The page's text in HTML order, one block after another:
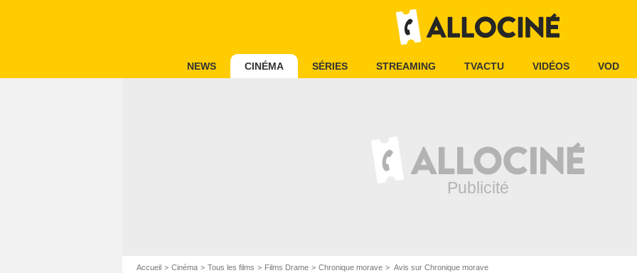
NEWS CINÉMA SÉRIES STREAMING TVACTU VIDÉOS VOD
Accueil Cinéma Tous les films Films Drame Chronique morave Avis sur Chronique morave